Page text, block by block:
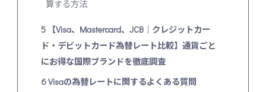
算する方法
5 【Visa、Mastercard、JCB｜クレジットカー
ド・デビットカード為替レート比較】通貨ごと
にお得な国際ブランドを徹底調査
6Visaの為替レートに関するよくある質問